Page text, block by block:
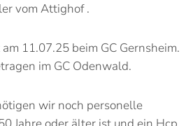
vom Attighof .
11.07.25 beim GC Gernsheim.
im GC Odenwald.
wir noch personelle